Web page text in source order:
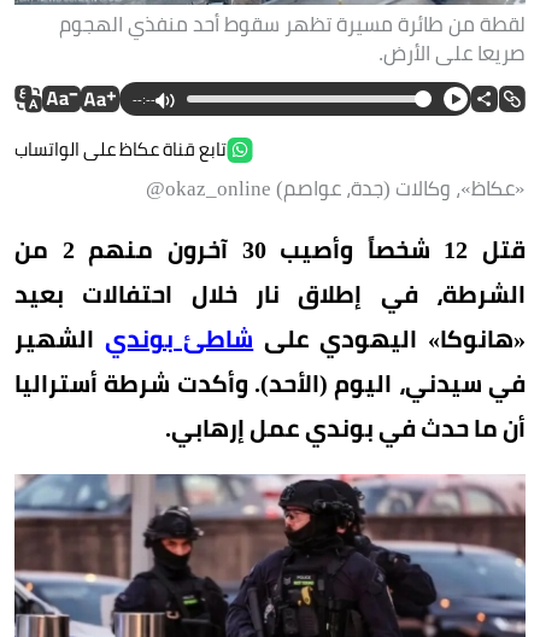
لقطة من طائرة مسيرة تظهر سقوط أحد منفذي الهجوم
صريعا على الأرض.
--:--
تابع قناة عكاظ على الواتساب
«عكاظ»، وكالات (جدة، عواصم) okaz_online@
قتل 12 شخصاً وأصيب 30 آخرون منهم 2 من
الشرطة، في إطلاق نار خلال احتفالات بعيد
«هانوكا» اليهودي علىشاطئ بوندي الشهير
في سيدني، اليوم (الأحد). وأكدت شرطة أستراليا
أن ما حدث في بوندي عمل إرهابي.